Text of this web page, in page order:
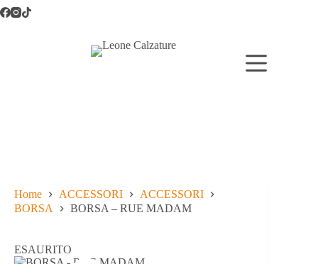
Salta
al
Home ACCESSORI
ACCESSORI
BORSA
BORSA – RUE MADAM
ESAURITO